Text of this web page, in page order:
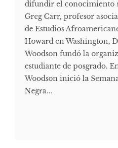
difundir el conocimiento
Greg Carr, profesor
de Estudios
Howard en Washington,
Woodson fundó la
estudiante de posgrado.
Woodson inició la
Negra...